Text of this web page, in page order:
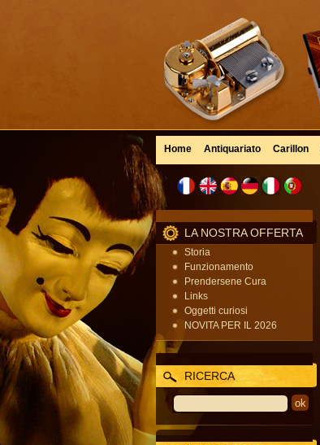
Home Antiquariato Carillon
LA NOSTRA OFFERTA
Storia
Funzionamento
Prendersene Cura
Links
Oggetti curiosi
NOVITA PER IL 2026
RICERCA